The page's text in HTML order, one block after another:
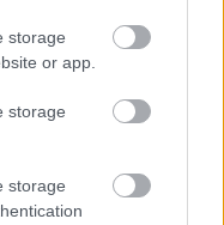
storage
or app.
storage
storage